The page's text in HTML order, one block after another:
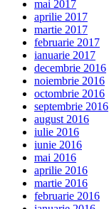
mai 2017
aprilie 2017
martie 2017
februarie 2017
ianuarie 2017
decembrie 2016
noiembrie 2016
octombrie 2016
septembrie 2016
august 2016
iulie 2016
iunie 2016
mai 2016
aprilie 2016
martie 2016
februarie 2016